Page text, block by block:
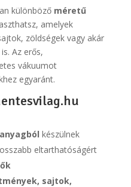
különböző méretű
amelyek
zöldségek vagy akár
Az erős,
vákuumot
egyaránt.
készülnek
eltarthatóságért
sajtok,